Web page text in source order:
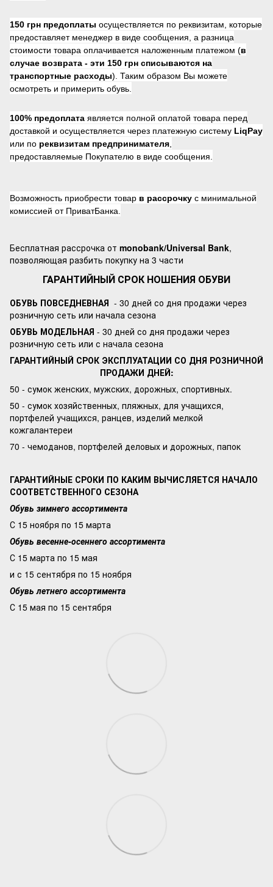
150 грн предоплаты осуществляется по реквизитам, которые
предоставляет менеджер в виде сообщения, а разница
стоимости товара оплачивается наложенным платежом (в
случае возврата - эти 150 грн списываются на
транспортные расходы). Таким образом Вы можете
осмотреть и примерить обувь.
100% предоплата является полной оплатой товара перед
доставкой и осуществляется через платежную систему LiqPay
или по реквизитам предпринимателя
предоставляемые Покупателю в виде сообщения.
Возможность приобрести товар в рассрочку с минимальной
комиссией от ПриватБанка.
Бесплатная рассрочка от monobank/Universal Bank,
позволяющая разбить покупку на 3 части
ГАРАНТИЙНЫЙ СРОК НОШЕНИЯ ОБУВИ
ОБУВЬ ПОВСЕДНЕВНАЯ - 30 дней со дня продажи через
розничную сеть или начала сезона
ОБУВЬ МОДЕЛЬНАЯ - 30 дней со дня продажи через
розничную сеть или с начала сезона
ГАРАНТИЙНЫЙ СРОК ЭКСПЛУАТАЦИИ СО ДНЯ РОЗНИЧНОЙ
ПРОДАЖИ ДНЕЙ:
50 - сумок женских, мужских, дорожных, спортивных.
50 - сумок хозяйственных, пляжных, для учащихся,
портфелей учащихся, ранцев, изделий мелкой
кожгалантереи
70 - чемоданов, портфелей деловых и дорожных, папок
ГАРАНТИЙНЫЕ СРОКИ ПО КАКИМ ВЫЧИСЛЯЕТСЯ НАЧАЛО
СООТВЕТСТВЕННОГО СЕЗОНА
Обувь зимнего ассортимента
С 15 ноября по 15 марта
Обувь весенне-осеннего ассортимента
С 15 марта по 15 мая
и с 15 сентября по 15 ноября
Обувь летнего ассортимента
С 15 мая по 15 сентября